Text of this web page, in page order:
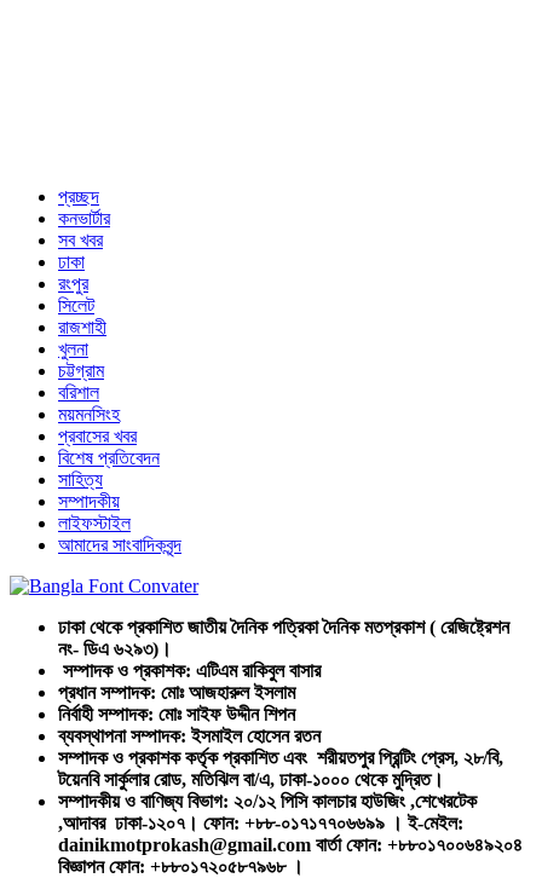
প্রচ্ছদ
কনভার্টার
সব খবর
ঢাকা
রংপুর
সিলেট
রাজশাহী
খুলনা
চট্টগ্রাম
বরিশাল
ময়মনসিংহ
প্রবাসের খবর
বিশেষ প্রতিবেদন
সাহিত্য
সম্পাদকীয়
লাইফস্টাইল
আমাদের সাংবাদিকবৃন্দ
ঢাকা থেকে প্রকাশিত জাতীয় দৈনিক পত্রিকা দৈনিক মতপ্রকাশ ( রেজিষ্ট্রেশন
নং- ডিএ ৬২৯৩)।
সম্পাদক ও প্রকাশক: এটিএম রাকিবুল বাসার
প্রধান সম্পাদক: মোঃ আজহারুল ইসলাম
নির্বাহী সম্পাদক: মোঃ সাইফ উদ্দীন শিপন
ব্যবস্থাপনা সম্পাদক: ইসমাইল হোসেন রতন
সম্পাদক ও প্রকাশক কর্তৃক প্রকাশিত এবং শরীয়তপুর প্রিন্টিং প্রেস, ২৮/বি,
টয়েনবি সার্কুলার রোড, মতিঝিল বা/এ, ঢাকা-১০০০ থেকে মুদ্রিত।
সম্পাদকীয় ও বাণিজ্য বিভাগ: ২০/১২ পিসি কালচার হাউজিং ,শেখেরটেক
,আদাবর ঢাকা-১২০৭। ফোন: +৮৮-০১৭১৭৭০৬৬৯৯ । ই-মেইল:
dainikmotprokash@gmail.com বার্তা ফোন: +৮৮০১৭০০৬৪৯২০৪
বিজ্ঞাপন ফোন: +৮৮০১৭২০৫৮৭৯৬৮ ।